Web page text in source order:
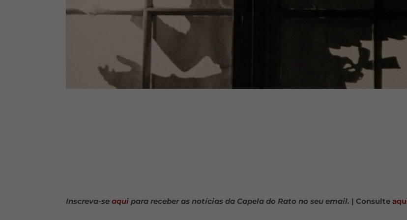
Inscreva-seaqui para receber as notícias da Capela do Rato no seu email. | Consulte